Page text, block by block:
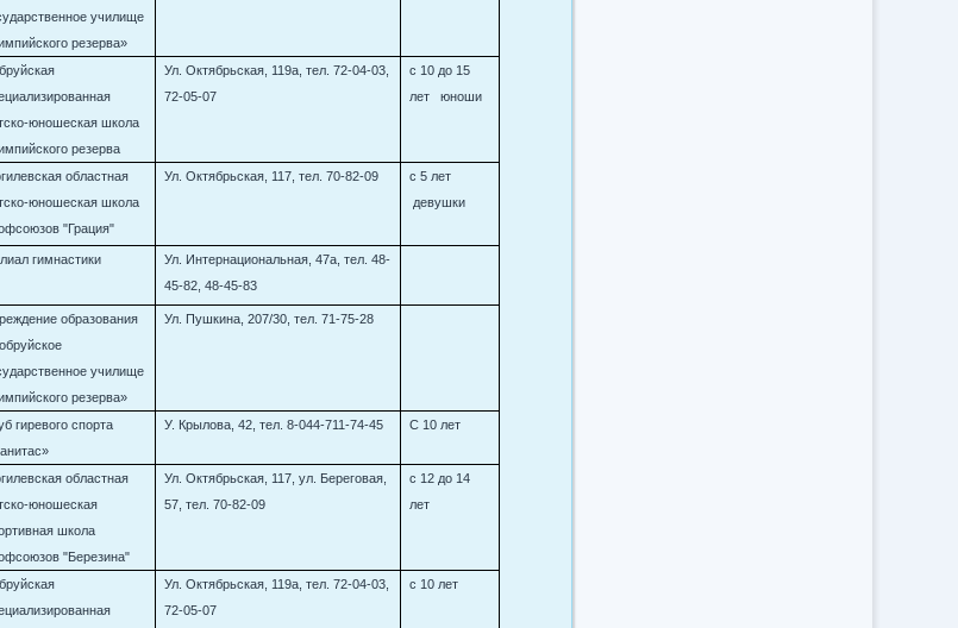
училище
резерва»
юношеская школа
резерва
Ул. Октябрьская, 119а, тел. 72-04-03,
72-05-07
с 10 до 15
летюноши
областная
юношеская школа
"Грация"
Ул. Октябрьская, 117, тел. 70-82-09
с 5 лет
девушки
гимнастики
Ул. Интернациональная, 47а, тел. 48-
45-82, 48-45-83
образования
училище
резерва»
Ул. Пушкина, 207/30, тел. 71-75-28
гиревого спорта
У. Крылова, 42, тел. 8-044-711-74-45 С 10 лет
областная
юношеская
школа
"Березина"
Ул. Октябрьская, 117, ул. Береговая,
57, тел. 70-82-09
с 12 до 14
лет
Ул. Октябрьская, 119а, тел. 72-04-03,
72-05-07
с 10 лет